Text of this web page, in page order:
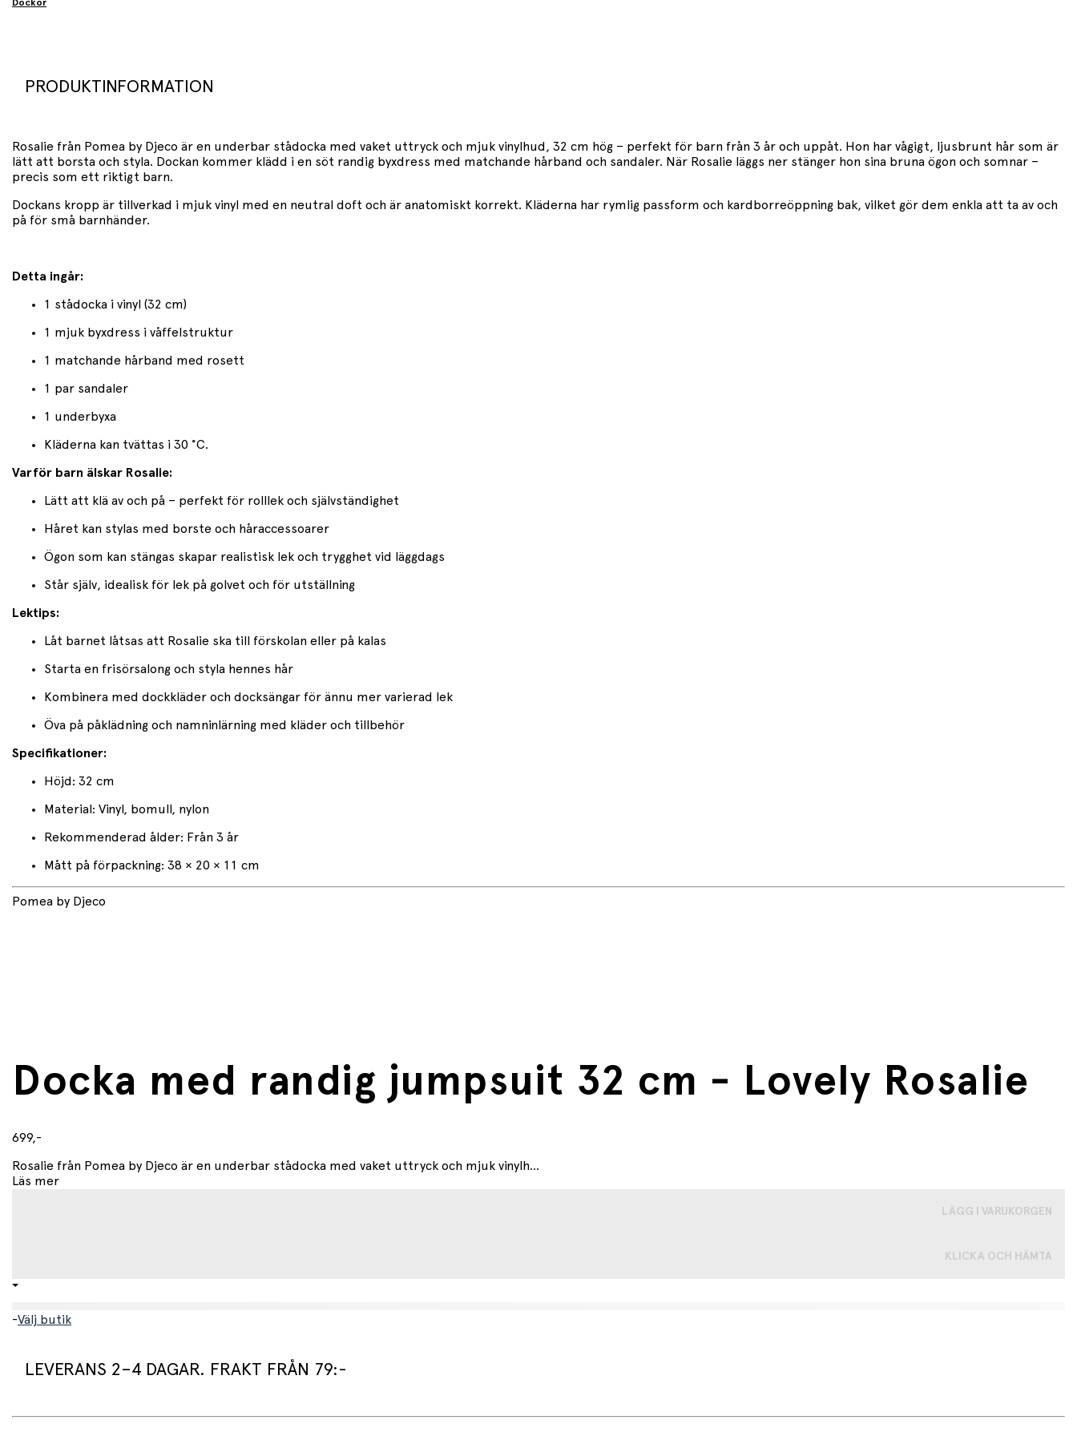
Dockor
PRODUKTINFORMATION
Rosalie från Pomea by Djeco är en underbar stådocka med vaket uttryck och mjuk vinylhud, 32 cm hög – perfekt för barn från 3 år och uppåt. Hon har vågigt, ljusbrunt hår som är
lätt att borsta och styla. Dockan kommer klädd i en söt randig byxdress med matchande hårband och sandaler. När Rosalie läggs ner stänger hon sina bruna ögon och somnar –
precis som ett riktigt barn.
Dockans kropp är tillverkad i mjuk vinyl med en neutral doft och är anatomiskt korrekt. Kläderna har rymlig passform och kardborreöppning bak, vilket gör dem enkla att ta av och
på för små barnhänder.
Detta ingår:
1 stådocka i vinyl (32 cm)
1 mjuk byxdress i våffelstruktur
1 matchande hårband med rosett
1 par sandaler
1 underbyxa
Kläderna kan tvättas i 30 °C.
Varför barn älskar Rosalie:
Lätt att klä av och på – perfekt för rolllek och självständighet
Håret kan stylas med borste och håraccessoarer
Ögon som kan stängas skapar realistisk lek och trygghet vid läggdags
Står själv, idealisk för lek på golvet och för utställning
Lektips:
Låt barnet låtsas att Rosalie ska till förskolan eller på kalas
Starta en frisörsalong och styla hennes hår
Kombinera med dockkläder och docksängar för ännu mer varierad lek
Öva på påklädning och namninlärning med kläder och tillbehör
Specifikationer:
Höjd: 32 cm
Material: Vinyl, bomull, nylon
Rekommenderad ålder: Från 3 år
Mått på förpackning: 38 × 20 × 11 cm
Pomea by Djeco
Docka med randig jumpsuit 32 cm - Lovely Rosalie
699,-
Rosalie från Pomea by Djeco är en underbar stådocka med vaket uttryck och mjuk vinylh...
Läs mer
LÄGG I VARUKORGEN
KLICKA OCH HÄMTA
-Välj butik
LEVERANS 2–4 DAGAR. FRAKT FRÅN 79:-